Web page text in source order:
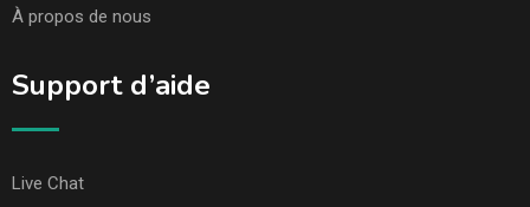
À propos de nous
Support d’aide
Live Chat